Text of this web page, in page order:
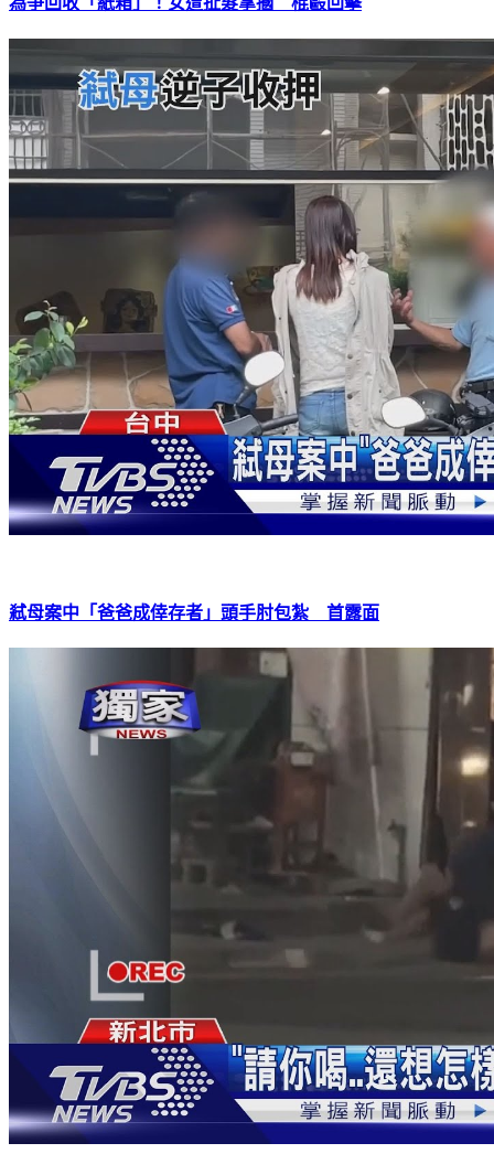
弒母案中「爸爸成倖存者」頭手肘包紮 首露面